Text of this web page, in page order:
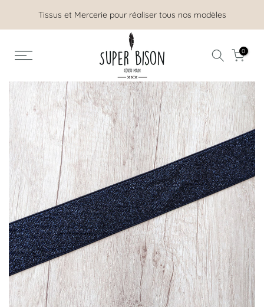
Tissus et Mercerie pour réaliser tous nos modèles
0